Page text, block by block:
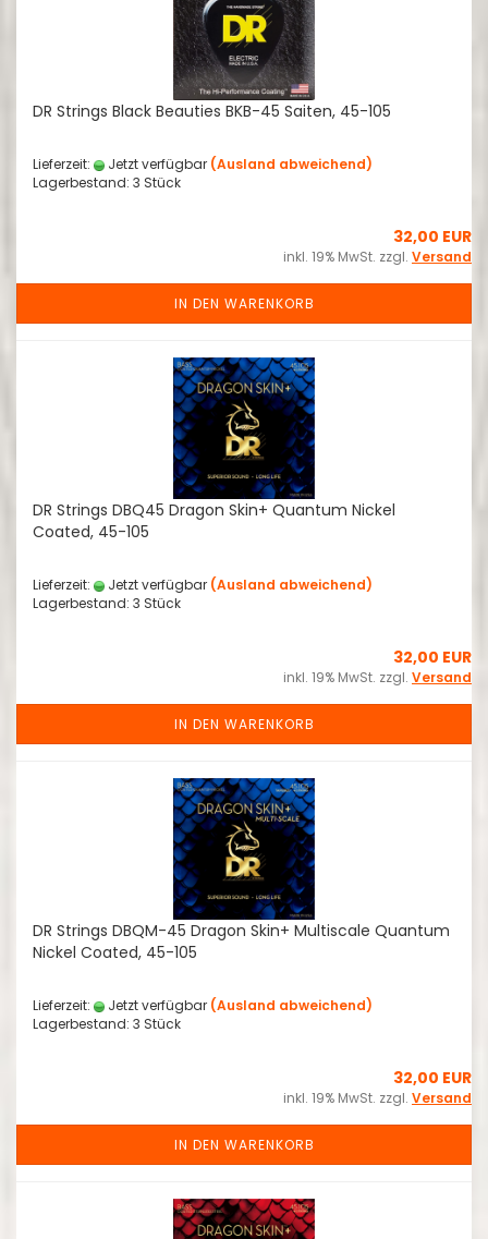
DR Strings Black Beauties BKB-45 Saiten, 45-105
Lieferzeit: Jetzt verfügbar (Ausland abweichend)
Lagerbestand: 3 Stück
32,00 EUR
inkl. 19% MwSt. zzgl. Versand
IN DEN WARENKORB
DR Strings DBQ45 Dragon Skin+ Quantum Nickel
Coated, 45-105
Lieferzeit: Jetzt verfügbar (Ausland abweichend)
Lagerbestand: 3 Stück
32,00 EUR
inkl. 19% MwSt. zzgl. Versand
IN DEN WARENKORB
DR Strings DBQM-45 Dragon Skin+ Multiscale Quantum
Nickel Coated, 45-105
Lieferzeit: Jetzt verfügbar (Ausland abweichend)
Lagerbestand: 3 Stück
32,00 EUR
inkl. 19% MwSt. zzgl. Versand
IN DEN WARENKORB